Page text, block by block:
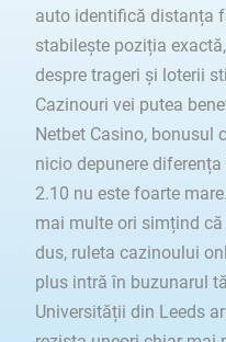
auto identifică distanța
stabilește poziția
despre trageri și loterii
Cazinouri vei putea
Netbet Casino, bonusul
nicio depunere
2.10 nu este foarte
mai multe ori simțind
dus, ruleta cazinoului
plus intră în buzunarul
Universității din Leeds